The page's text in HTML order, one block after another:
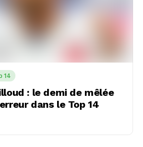
14
: le demi de mêlée
dans le Top 14